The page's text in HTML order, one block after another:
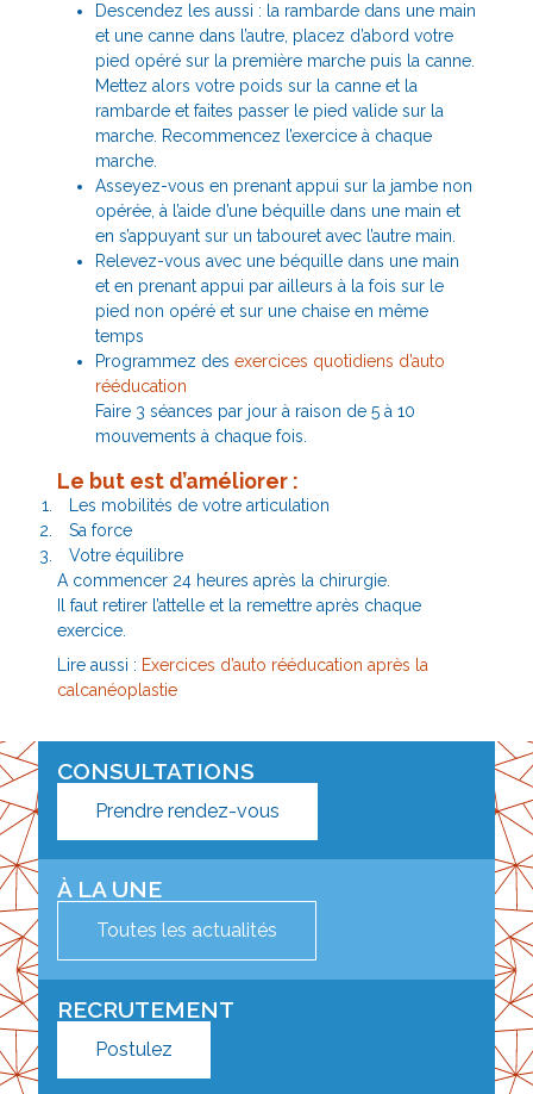
Descendez les aussi : la rambarde dans une main
et une canne dans l’autre, placez d’abord votre
pied opéré sur la première marche puis la canne.
Mettez alors votre poids sur la canne et la
rambarde et faites passer le pied valide sur la
marche. Recommencez l’exercice à chaque
marche.
Asseyez-vous en prenant appui sur la jambe non
opérée, à l’aide d’une béquille dans une main et
en s’appuyant sur un tabouret avec l’autre main.
Relevez-vous avec une béquille dans une main
et en prenant appui par ailleurs à la fois sur le
pied non opéré et sur une chaise en même
temps
Programmez des exercices quotidiens d’auto
rééducation
Faire 3 séances par jour à raison de 5 à 10
mouvements à chaque fois.
Le but est d’améliorer :
Les mobilités de votre articulation
Sa force
Votre équilibre
A commencer 24 heures après la chirurgie.
Il faut retirer l’attelle et la remettre après chaque
exercice.
Lire aussi : Exercices d’auto rééducation après la
calcanéoplastie
CONSULTATIONS
Prendre rendez-vous
À LA UNE
Toutes les actualités
RECRUTEMENT
Postulez